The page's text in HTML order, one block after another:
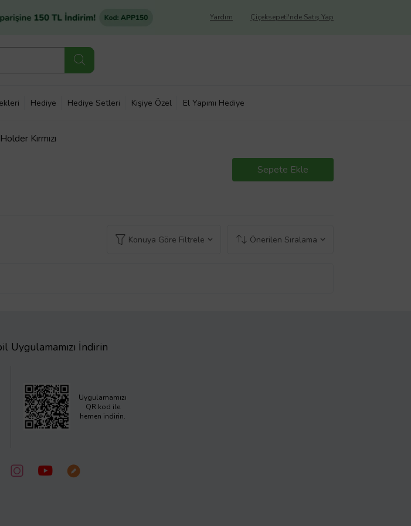
Çiçeksepeti'nde Satış Yap
Yardım
Hediye Hediye Setleri Kişiye Özel El Yapımı Hediye
Kırmızı
Sepete Ekle
Konuya Göre Filtrele Önerilen Sıralama
Uygulamamızı İndirin
Uygulamamızı
QR kod ile
hemen indirin.